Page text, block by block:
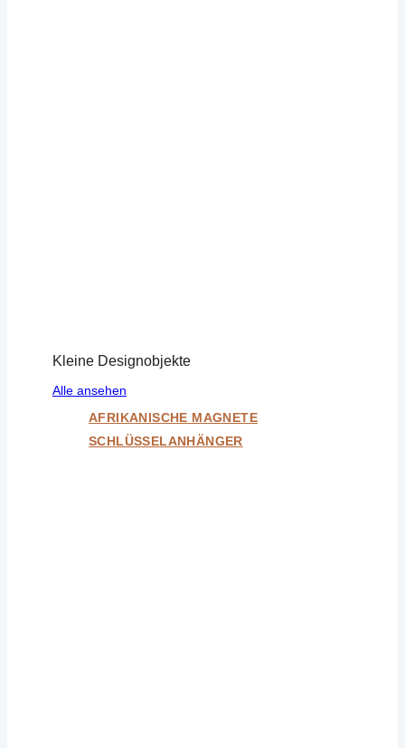
Kleine Designobjekte
Alle ansehen
AFRIKANISCHE MAGNETE
SCHLÜSSELANHÄNGER